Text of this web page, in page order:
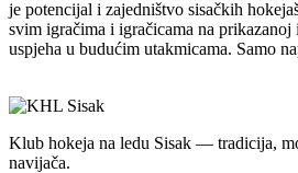
je potencijal i zajedništvo sisačkih
svim igračima i igračicama na
uspjeha u budućim utakmicama. Samo
Klub hokeja na ledu Sisak — tradicija,
navijača.